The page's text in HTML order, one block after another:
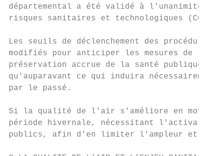
départemental a été validé à l'unanimité
risques sanitaires et technologiques
Les seuils de déclenchement des
modifiés pour anticiper les mesures de
préservation accrue de la santé publique.
qu'auparavant ce qui induira
par le passé.
Si la qualité de l'air s'améliore en
période hivernale, nécessitant
publics, afin d'en limiter l'ampleur et de